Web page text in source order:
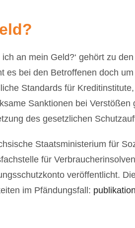
an mein Geld?‘ gehört zu
es bei den Betroffenen doch
Standards für
Sanktionen bei Verstößen
des gesetzlichen
Staatsministerium für
für
veröffentlicht.
im Pfändungsfall: